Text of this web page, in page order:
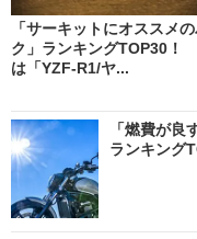
「サーキットにオススメ
ク」ランキングTOP30！
は「YZF-R1/ヤ...
「燃費が
ランキング